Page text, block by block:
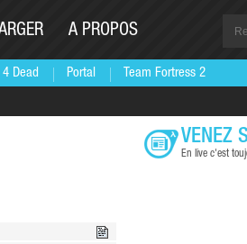
Dead Portal Team Fortress 2
A PROPOS
VENEZ
En live c'est